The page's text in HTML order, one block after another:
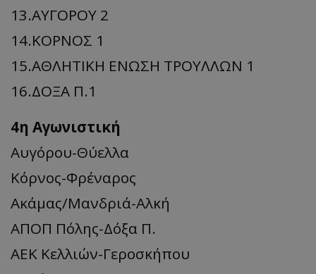
13.ΑΥΓΟΡΟΥ 2
14.ΚΟΡΝΟΣ 1
15.ΑΘΛΗΤΙΚΗ ΕΝΩΣΗ ΤΡΟΥΛΛΩΝ 1
16.ΔΟΞΑ Π.1
4η Αγωνιστική
Αυγόρου-Θύελλα
Kόρνος-Φρέναρος
Ακάμας/Μανδριά-Αλκή
ΑΠΟΠ Πόλης-Δόξα Π.
ΑΕΚ Κελλιών-Γεροσκήπου